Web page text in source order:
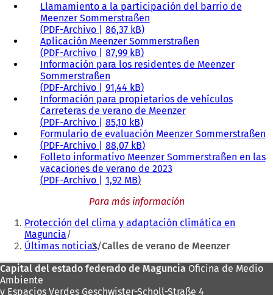
Llamamiento a la participación del barrio de
Meenzer Sommerstraßen
PDF-Archivo
86,37 kB
Aplicación Meenzer Sommerstraßen
PDF-Archivo
87,99 kB
Información para los residentes de Meenzer
Sommerstraßen
PDF-Archivo
91,44 kB
Información para propietarios de vehículos
Carreteras de verano de Meenzer
PDF-Archivo
85,10 kB
Formulario de evaluación Meenzer Sommerstraßen
PDF-Archivo
88,07 kB
Folleto informativo Meenzer Sommerstraßen en las
vacaciones de verano de 2023
PDF-Archivo
1,92 MB
Para más información
Estás
aquí:
Protección del clima y adaptación climática en
Maguncia
Últimas noticias Calles de verano de Meenzer
Zona
de
Capital del estado federado de Maguncia Oficina de Medio
Ambiente
y Espacios Verdes Geschwister-Scholl-Straße 4